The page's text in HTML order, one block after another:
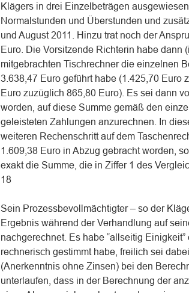
Klägers in drei Einzelbeträgen
Normalstunden und Überstunden und
und August 2011. Hinzu trat noch der
Euro. Die Vorsitzende Richterin habe dann
mitgebrachten Tischrechner die einzelnen
3.638,47 Euro geführt habe (1.425,70 Euro
Euro zuzüglich 865,80 Euro). Es sei dann
worden, auf diese Summe gemäß den
geleisteten Zahlungen anzurechnen. In
weiteren Rechenschritt auf dem
1.609,38 Euro in Abzug gebracht worden,
exakt die Summe, die in Ziffer 1 des
18
Sein Prozessbevollmächtigter – so der
Ergebnis während der Verhandlung auf
nachgerechnet. Es habe “allseitig
rechnerisch gestimmt habe, freilich sei
(Anerkenntnis ohne Zinsen) bei den
unterlaufen, dass in der Berechnung der